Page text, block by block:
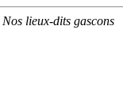
Nos lieux-dits gascons